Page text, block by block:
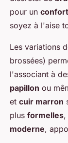
pour un confort
soyez à l'aise
Les variations
brossées)
l'associant à
papillon ou
et cuir marron
plus formelles,
moderne,